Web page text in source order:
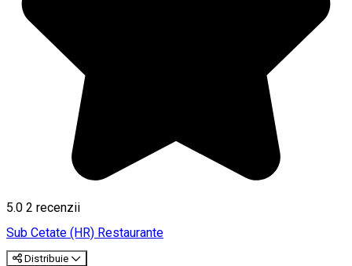
5.0 2 recenzii
Sub Cetate (HR) Restaurante
Distribuie